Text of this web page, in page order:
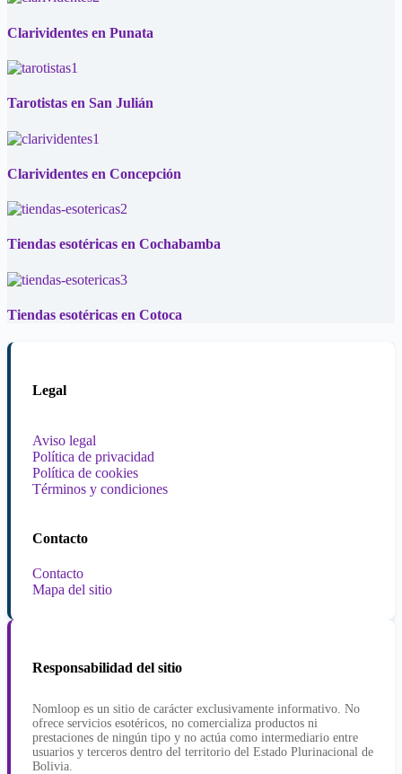
Clarividentes en Punata
Tarotistas en San Julián
Clarividentes en Concepción
Tiendas esotéricas en Cochabamba
Tiendas esotéricas en Cotoca
Legal
Aviso legal
Política de privacidad
Política de cookies
Términos y condiciones
Contacto
Contacto
Mapa del sitio
Responsabilidad del sitio
Nomloop es un sitio de carácter exclusivamente informativo. No
ofrece servicios esotéricos, no comercializa productos ni
prestaciones de ningún tipo y no actúa como intermediario entre
usuarios y terceros dentro del territorio del Estado Plurinacional de
Bolivia.